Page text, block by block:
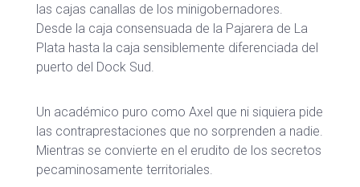
las cajas canallas de los minigobernadores.
Desde la caja consensuada de la Pajarera de La
Plata hasta la caja sensiblemente diferenciada del
puerto del Dock Sud.
Un académico puro como Axel que ni siquiera pide
las contraprestaciones que no sorprenden a nadie.
Mientras se convierte en el erudito de los secretos
pecaminosamente territoriales.